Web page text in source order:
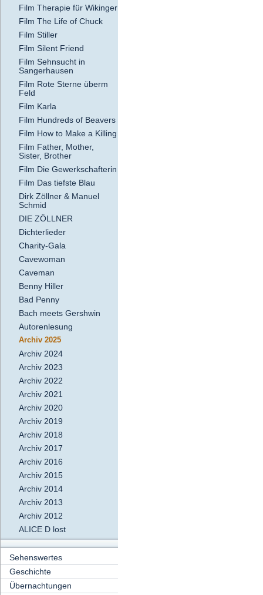
Film Therapie für Wikinger
Film The Life of Chuck
Film Stiller
Film Silent Friend
Film Sehnsucht in
Sangerhausen
Film Rote Sterne überm
Feld
Film Karla
Film Hundreds of Beavers
Film How to Make a Killing
Film Father, Mother,
Sister, Brother
Film Die Gewerkschafterin
Film Das tiefste Blau
Dirk Zöllner & Manuel
Schmid
DIE ZÖLLNER
Dichterlieder
Charity-Gala
Cavewoman
Caveman
Benny Hiller
Bad Penny
Bach meets Gershwin
Autorenlesung
Archiv 2025
Archiv 2024
Archiv 2023
Archiv 2022
Archiv 2021
Archiv 2020
Archiv 2019
Archiv 2018
Archiv 2017
Archiv 2016
Archiv 2015
Archiv 2014
Archiv 2013
Archiv 2012
ALICE D lost
Sehenswertes
Geschichte
Übernachtungen